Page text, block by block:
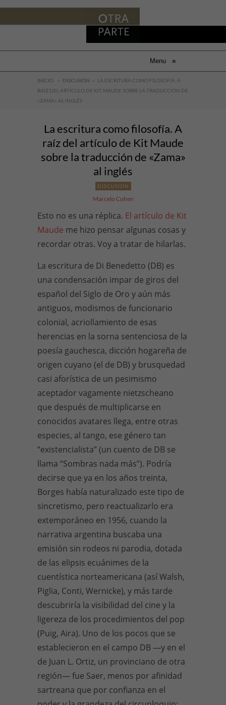
Menu ≡
INICIO » DISCUSIÓN » LA ESCRITURA COMO FILOSOFÍA. A
RAÍZ DEL ARTÍCULO DE KIT MAUDE SOBRE LA TRADUCCIÓN DE
«ZAMA» AL INGLÉS
La escritura como filosofía. A
raíz del artículo de Kit Maude
sobre la traducción de «Zama»
al inglés
DISCUSIÓN
Marcelo Cohen
Esto no es una réplica. El artículo de Kit
Maude me hizo pensar algunas cosas y
recordar otras. Voy a tratar de hilarlas.
La escritura de Di Benedetto (DB) es
una condensación impar de giros del
español del Siglo de Oro y aún más
antiguos, modismos de funcionario
colonial, acriollamiento de esas
herencias en la sorna sentenciosa de la
poesía gauchesca, dicción hogareña de
origen cuyano (el de DB) y brusquedad
casi aforística de un pesimismo
aceptador vagamente nietzscheano
que después de multiplicarse en
conocidos avatares llega, entre otras
especies, al tango, ese género tan
“existencialista” (un cuento de DB se
llama “Sombras nada más”). Podría
decirse que ya en los años treinta,
Borges había naturalizado este tipo de
sincretismo, pero reactualizarlo era
extemporáneo en 1956, cuando la
narrativa argentina buscaba una
emisión sin rodeos ni parodia, dotada
de las elipsis ecuánimes de la
cuentística norteamericana (así Walsh,
Piglia, Conti, Wernicke), y más tarde
descubriría la visibilidad del cine y la
ligereza de los procedimientos del pop
(Puig, Aira). Uno de los pocos que se
establecieron en el campo DB —y en el
de Juan L. Ortiz, un provinciano de otra
región— fue Saer, menos por afinidad
sartreana que por confianza en el